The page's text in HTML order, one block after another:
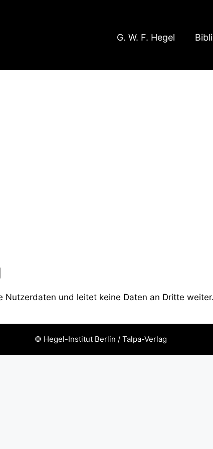
G. W. F. Hegel
Nutzerdaten und leitet keine Daten an Dritte
© Hegel-Institut Berlin / Talpa-Verlag